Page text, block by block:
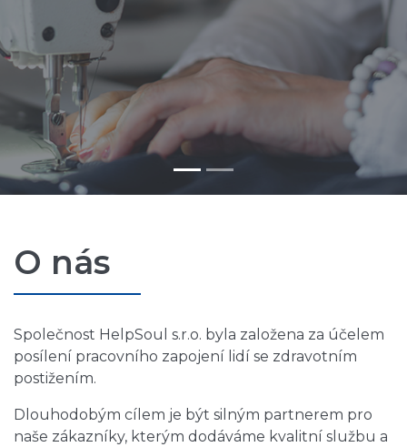
O nás
Společnost HelpSoul s.r.o. byla založena za účelem
posílení pracovního zapojení lidí se zdravotním
postižením.
Dlouhodobým cílem je být silným partnerem pro
naše zákazníky, kterým dodáváme kvalitní službu a